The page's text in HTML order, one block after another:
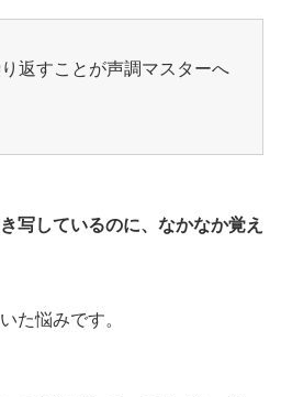
返すことが声調マスターへ
写しているのに、なかなか覚え
た悩みです。